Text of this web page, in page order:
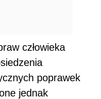
człowieka
poprawek
jednak